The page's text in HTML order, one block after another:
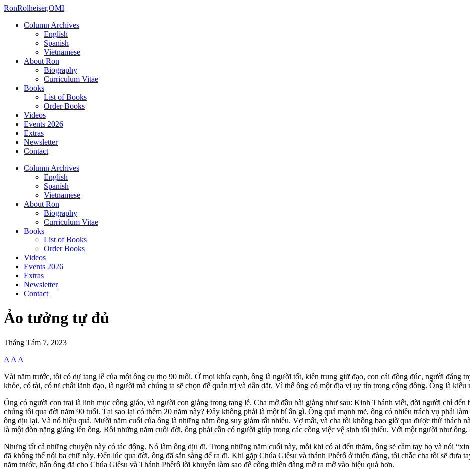
RonRolheiser,OMI
Column Archives
English
Spanish
Vietnamese
About Ron
Biography
Curriculum Vitae
Books
List of Books
Order Books
Videos
Events 2026
Extras
Newsletter
Contact
Column Archives
English
Spanish
Vietnamese
About Ron
Biography
Curriculum Vitae
Books
List of Books
Order Books
Videos
Events 2026
Extras
Newsletter
Contact
Ảo tưởng tự đủ
Tháng Tám 7, 2023
A A A
Vài năm trước, tôi có dự tang lễ của một ông cụ thọ 90 tuổi. Ở mọi khía cạnh, ông là người tốt, kiên trung giữ đạo, con cái đông đúc, người đáng
khỏe, có tài, có tư chất lãnh đạo, là người mà chúng ta sẽ chọn để quản trị và dẫn dắt. Vì thế ông có một địa vị uy tín trong cộng đồng. Ông là kiểu
Ông có người con trai là linh mục công giáo, và người con giảng trong tang lễ. Cha mở đầu bài giảng như sau: Kinh Thánh viết, đời người chỉ
chúng tôi qua đời năm 90 tuổi. Tại sao lại có thêm 20 năm này? Đây không phải là một bí ẩn gì. Ông quá mạnh mẽ, ông có nhiều trách vụ phải
ông dịu lại. Và nó hiệu quả. Mười năm cuối của ông là những năm ông suy giảm rất nhiều. Vợ mất, và cha tôi không bao giờ qua được thử thách
là một đòn nặng giáng lên ông. Rồi những năm cuối đời, ông phải cần có người giúp trong các công việc vệ sinh tối thiểu. Với một người như ông,
Nhưng tất cả những chuyện này có tác động. Nó làm ông dịu đi. Trong những năm cuối này, mỗi khi có ai đến thăm, ông sẽ cầm tay họ và nói
đã không thể nói ba chữ này. Đến lúc qua đời, ông đã sẵn sàng để ra đi. Khi gặp Chúa Giêsu và thánh Phêrô ở thiên đàng, tôi chắc cha tôi sẽ đưa
năm trước, hẳn ông đã cho Chúa Giêsu và Thánh Phêrô lời khuyên làm sao để cổng thiên đàng mở ra mở vào hiệu quả hơn.